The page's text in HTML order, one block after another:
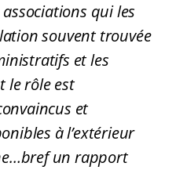
qui les
souvent trouvée
et les
le rôle est
et
à l’extérieur
un rapport